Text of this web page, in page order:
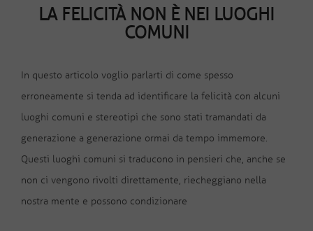
LA FELICITÀ NON È NEI LUOGHI
COMUNI
In questo articolo voglio parlarti di come spesso
erroneamente si tenda ad identificare la felicità con alcuni
luoghi comuni e stereotipi che sono stati tramandati da
generazione a generazione ormai da tempo immemore.
Questi luoghi comuni si traducono in pensieri che, anche se
non ci vengono rivolti direttamente, riecheggiano nella
nostra mente e possono condizionare